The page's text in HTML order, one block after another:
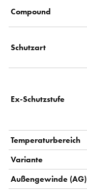
Compound
Schutzart
Ex-Schutzstufe
Temperaturbereich
Variante
Außengewinde (AG)